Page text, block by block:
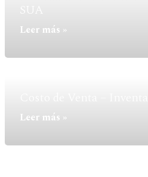
SUA
Leer más »
Leer más »